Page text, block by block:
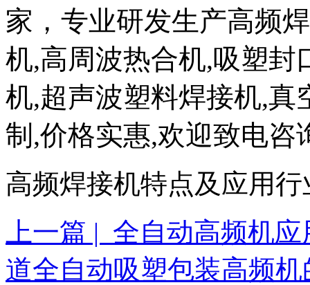
家，专业研发生产高频
机,高周波热合机,吸塑封
机,超声波塑料焊接机,真
制,价格实惠,欢迎致电咨
高频焊接机特点及应用行
上一篇 | 全自动高频机
道全自动吸塑包装高频